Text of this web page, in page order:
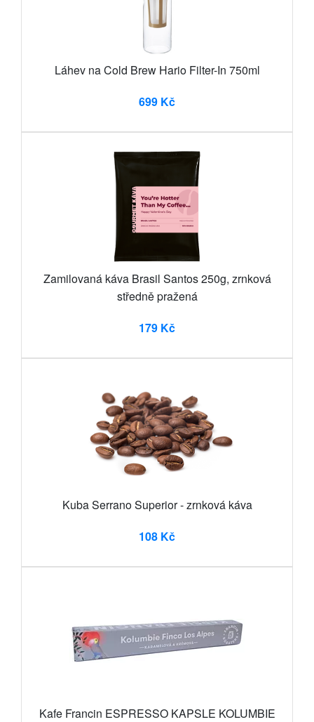
Láhev na Cold Brew Hario Filter-In 750ml
699 Kč
Zamilovaná káva Brasil Santos 250g, zrnková
středně pražená
179 Kč
Kuba Serrano Superior - zrnková káva
108 Kč
Kafe Francin ESPRESSO KAPSLE KOLUMBIE